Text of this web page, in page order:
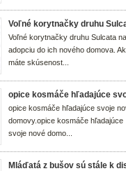
Voľné korytnačky druhu
Voľné korytnačky druhu Sulcata na
adopciu do ich nového domova. Ak
máte skúsenost...
opice kosmáče hľadajúce
opice kosmáče hľadajúce svoje
domovy.opice kosmáče hľadajúce
svoje nové domo...
Mláďatá z bušov sú stále k